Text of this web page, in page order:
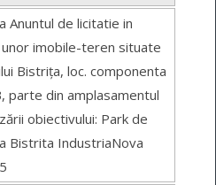
Anuntul de licitatie in
imobile-teren situate
Bistrița, loc. componenta
parte din amplasamentul
obiectivului: Park de
Bistrita IndustriaNova